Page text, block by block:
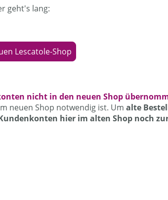
geht's lang:
Lescatole-Shop
nicht in den neuen Shop
neuen Shop notwendig ist. Um alte
hier im alten Shop noch